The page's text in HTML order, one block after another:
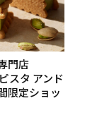
門店
スタ アンド
限定ショッ